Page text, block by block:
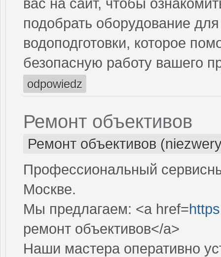
вас на сайт, чтобы
подобрать оборудование
водоподготовки, которое
безопасную работу вашего
odpowiedz
Ремонт объективов
Ремонт объективов
Профессиональный
Москве.
Мы предлагаем: <a href=
ремонт объективов</a>
Наши мастера оперативно